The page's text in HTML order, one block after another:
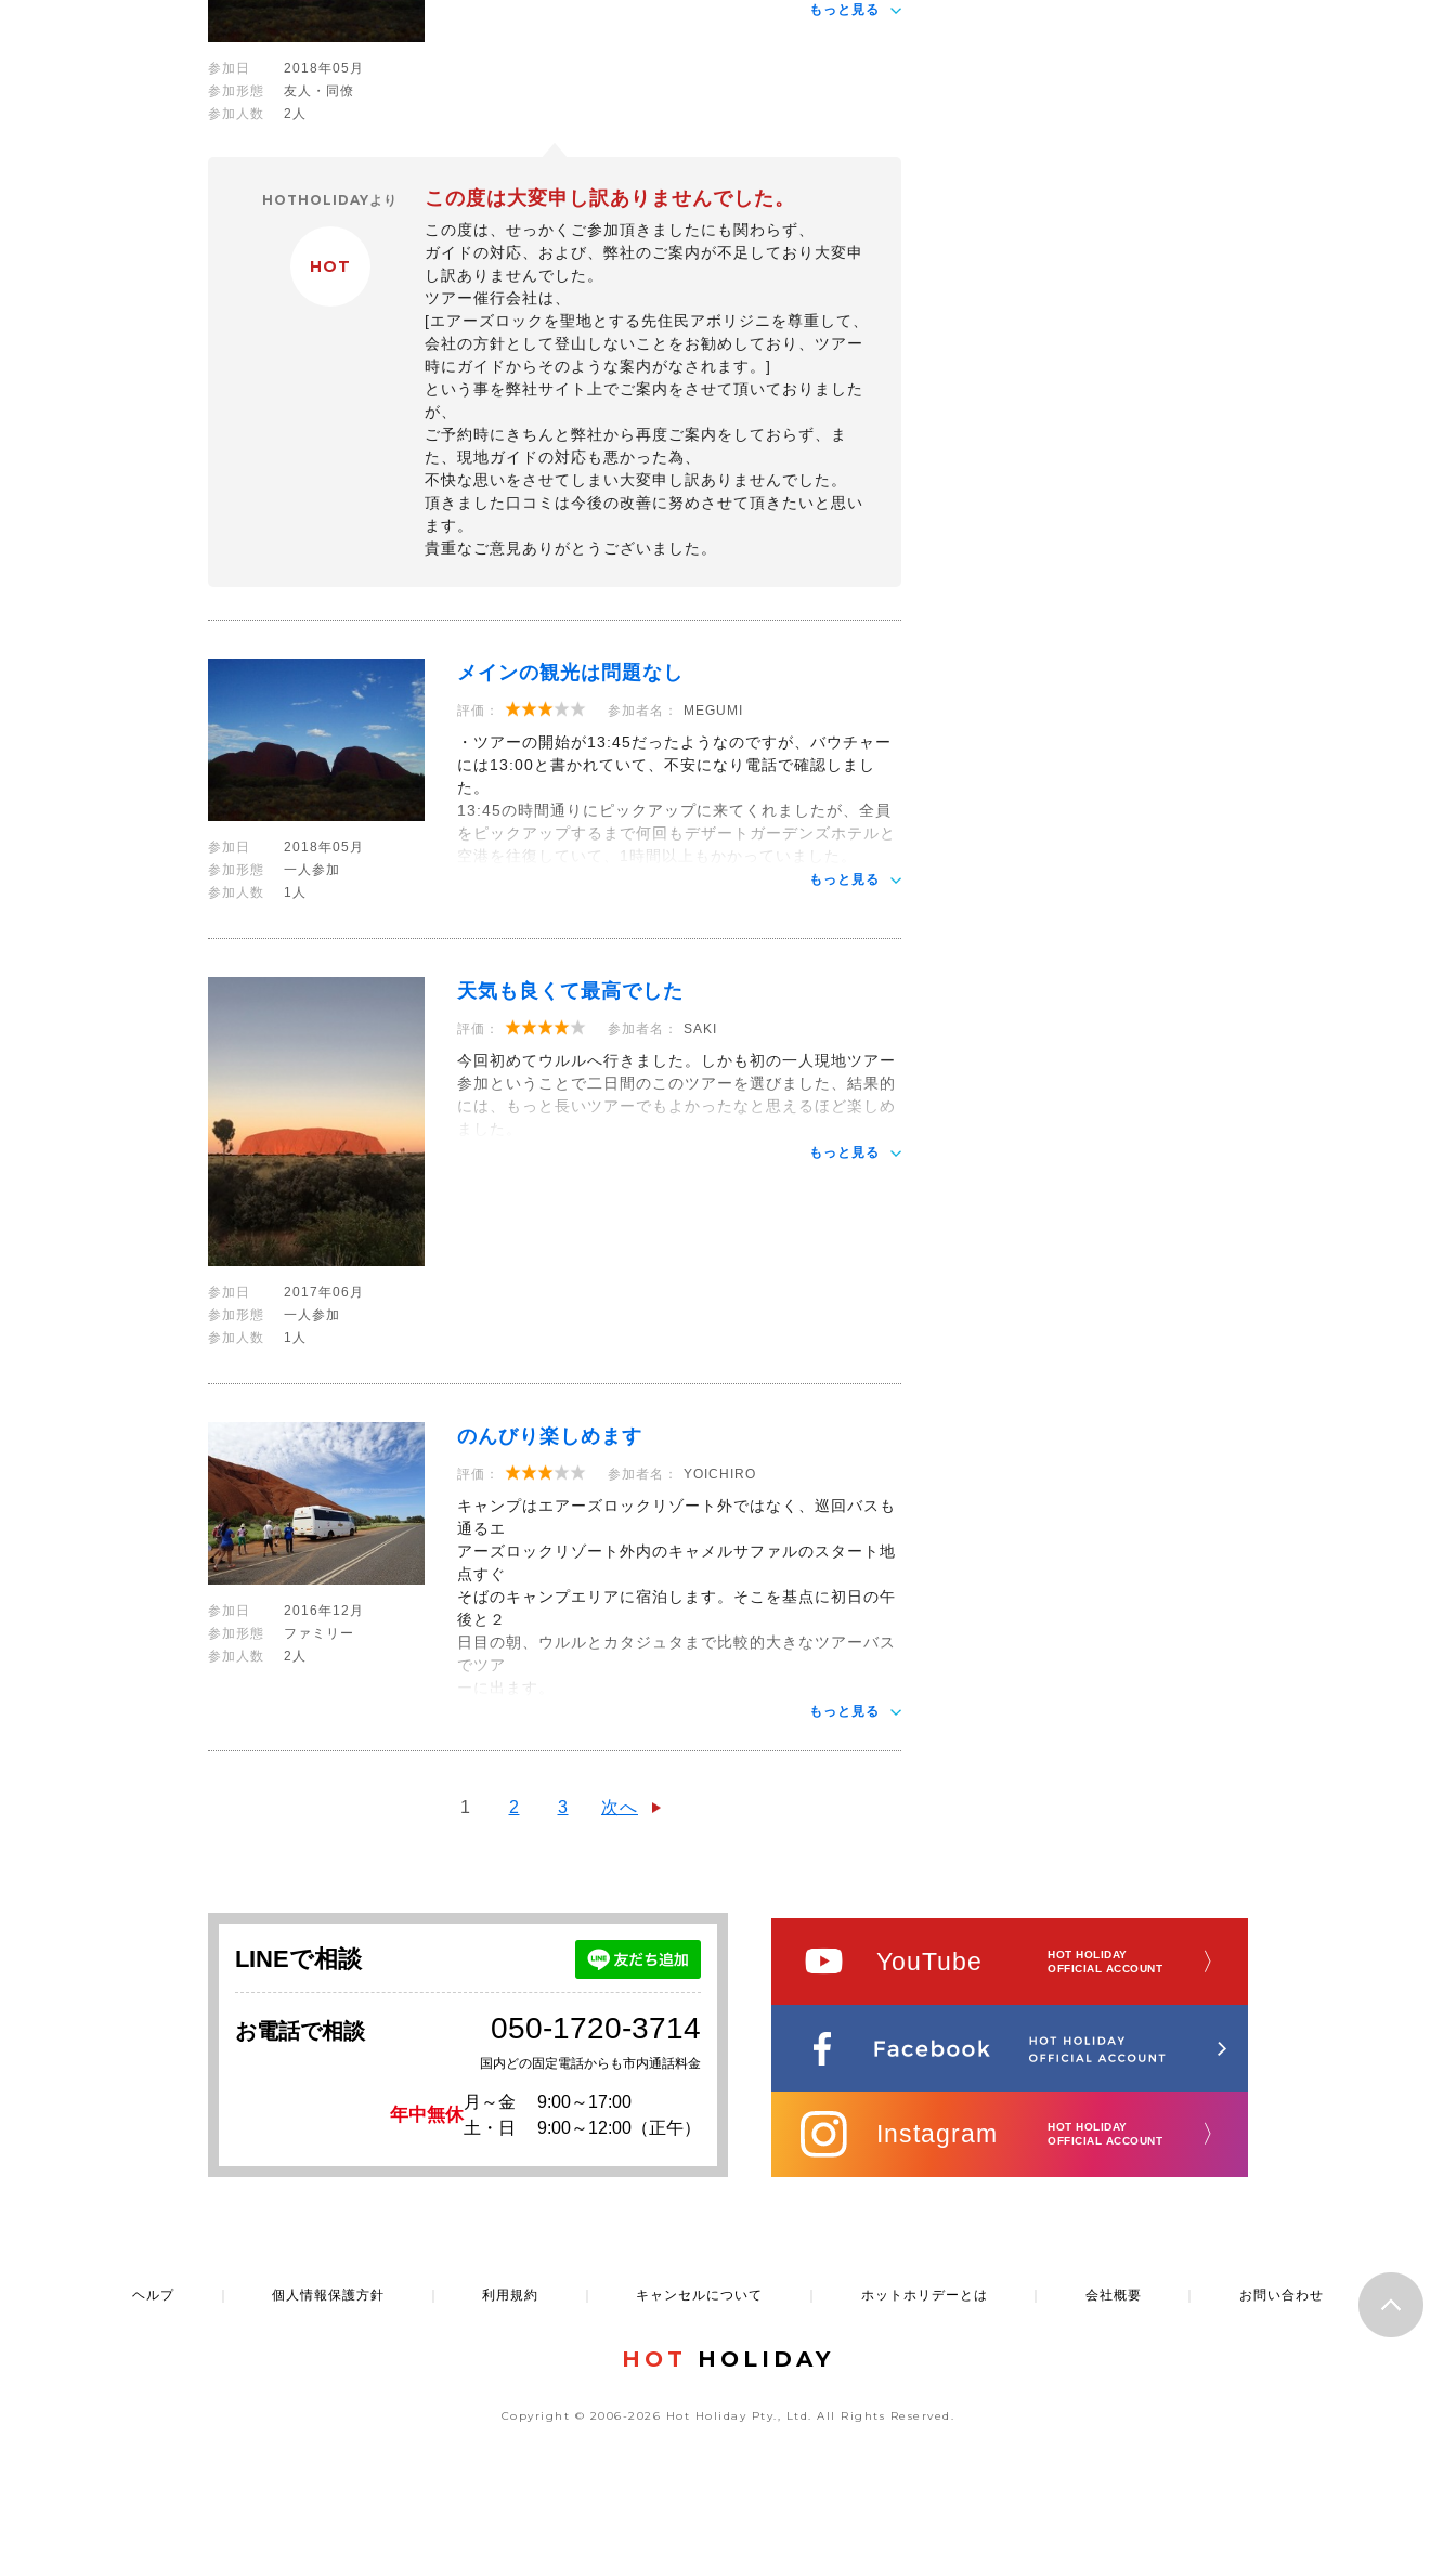
もっと見る
参加日
2018年05月
参加形態
友人・同僚
参加人数
2人
HOTHOLIDAYより
HOT
この度は大変申し訳ありませんでした。
この度は、せっかくご参加頂きましたにも関わらず、
ガイドの対応、および、弊社のご案内が不足しており大変申
し訳ありませんでした。
ツアー催行会社は、
[エアーズロックを聖地とする先住民アボリジニを尊重して、
会社の方針として登山しないことをお勧めしており、ツアー
時にガイドからそのような案内がなされます。]
という事を弊社サイト上でご案内をさせて頂いておりました
が、
ご予約時にきちんと弊社から再度ご案内をしておらず、ま
た、現地ガイドの対応も悪かった為、
不快な思いをさせてしまい大変申し訳ありませんでした。
頂きました口コミは今後の改善に努めさせて頂きたいと思い
ます。
貴重なご意見ありがとうございました。
メインの観光は問題なし
評価： 参加者名： MEGUMI
・ツアーの開始が13:45だったようなのですが、バウチャー
には13:00と書かれていて、不安になり電話で確認しまし
た。
13:45の時間通りにピックアップに来てくれましたが、全員
をピックアップするまで何回もデザートガーデンズホテルと
空港を往復していて、1時間以上もかかっていました。
もっと見る
参加日
2018年05月
参加形態
一人参加
参加人数
1人
天気も良くて最高でした
評価： 参加者名： SAKI
今回初めてウルルへ行きました。しかも初の一人現地ツアー
参加ということで二日間のこのツアーを選びました、結果的
には、もっと長いツアーでもよかったなと思えるほど楽しめ
ました。
もっと見る
参加日
2017年06月
参加形態
一人参加
参加人数
1人
のんびり楽しめます
評価： 参加者名： YOICHIRO
キャンプはエアーズロックリゾート外ではなく、巡回バスも
通るエ
アーズロックリゾート外内のキャメルサファルのスタート地
点すぐ
そばのキャンプエリアに宿泊します。そこを基点に初日の午
後と２
日目の朝、ウルルとカタジュタまで比較的大きなツアーバス
でツア
ーに出ます。
もっと見る
参加日
2016年12月
参加形態
ファミリー
参加人数
2人
1 2 3 次へ
LINEで相談
お電話で相談 050-1720-3714
国内どの固定電話からも市内通話料金
年中無休
月～金
9:00～17:00
土・日
9:00～12:00（正午）
YouTube
HOT HOLIDAY
OFFICIAL ACCOUNT
〉
Instagram
HOT HOLIDAY
OFFICIAL ACCOUNT
〉
ヘルプ 個人情報保護方針 利用規約 キャンセルについて ホットホリデーとは 会社概要 お問い合わせ
HOT HOLIDAY
Copyright © 2006-2026 Hot Holiday Pty., Ltd.All Rights Reserved.